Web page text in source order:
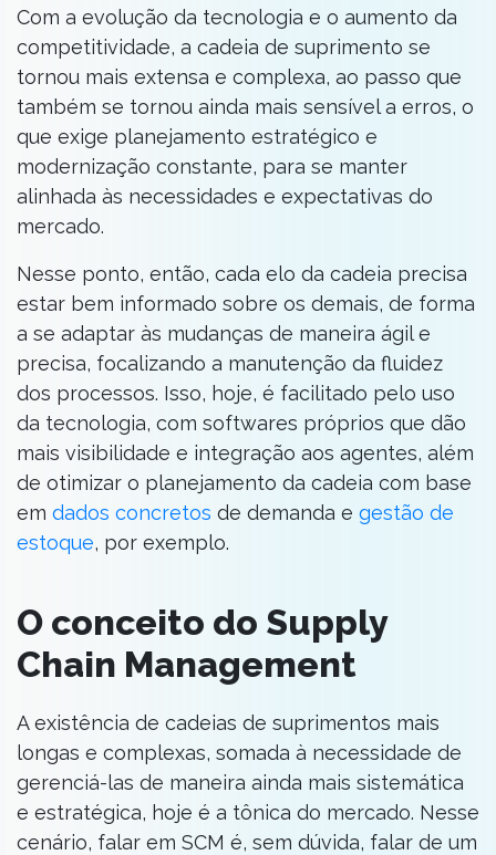
Com a evolução da tecnologia e o aumento da
competitividade, a cadeia de suprimento se
tornou mais extensa e complexa, ao passo que
também se tornou ainda mais sensível a erros, o
que exige planejamento estratégico e
modernização constante, para se manter
alinhada às necessidades e expectativas do
mercado.
Nesse ponto, então, cada elo da cadeia precisa
estar bem informado sobre os demais, de forma
a se adaptar às mudanças de maneira ágil e
precisa, focalizando a manutenção da fluidez
dos processos. Isso, hoje, é facilitado pelo uso
da tecnologia, com softwares próprios que dão
mais visibilidade e integração aos agentes, além
de otimizar o planejamento da cadeia com base
em dados concretos de demanda e gestão de
estoque, por exemplo.
O conceito do Supply
Chain Management
A existência de cadeias de suprimentos mais
longas e complexas, somada à necessidade de
gerenciá-las de maneira ainda mais sistemática
e estratégica, hoje é a tônica do mercado. Nesse
cenário, falar em SCM é, sem dúvida, falar de um